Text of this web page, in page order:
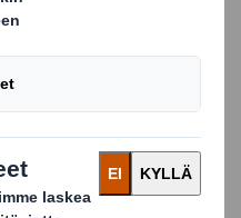
avulla
valmistettuja
brändin johtavalle
asiantuntijat
liimattujen